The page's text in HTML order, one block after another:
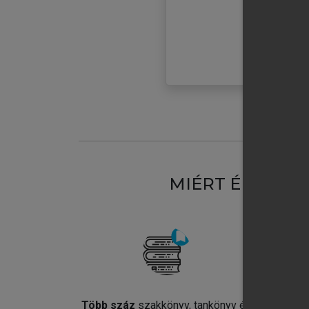
MIÉRT
Több száz szakkönyv, tankönyv és